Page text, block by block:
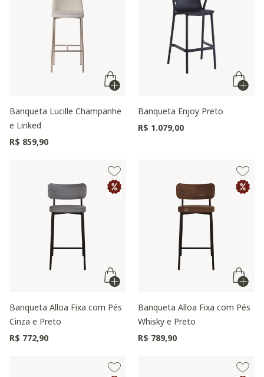
Banqueta Lucille Champanhe
e Linked
R$ 859,90
Banqueta Enjoy Preto
R$ 1.079,00
Banqueta Alloa Fixa com Pés
Cinza e Preto
R$ 772,90
Banqueta Alloa Fixa com Pés
Whisky e Preto
R$ 789,90